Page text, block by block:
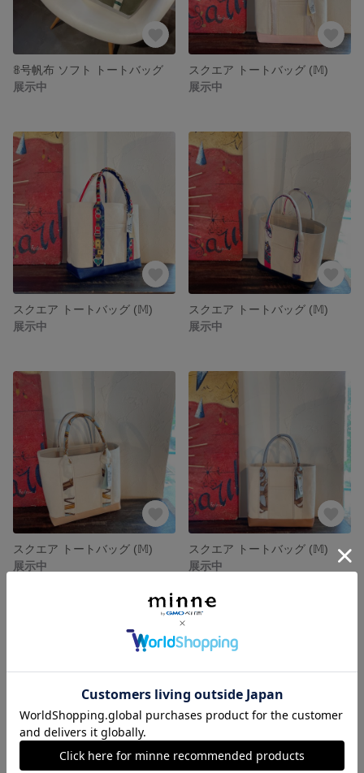
𝟠号帆布 ソフト トートバッグ
展示中
スクエア トートバッグ (𝕄)
展示中
スクエア トートバッグ (𝕄)
展示中
スクエア トートバッグ (𝕄)
展示中
スクエア トートバッグ (𝕄)
展示中
スクエア トートバッグ (𝕄)
展示中